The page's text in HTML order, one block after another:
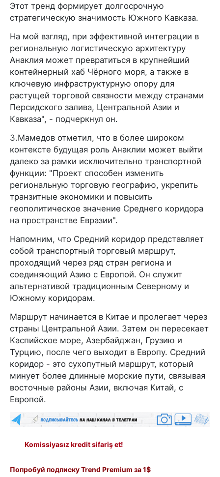
Этот тренд формирует долгосрочную
стратегическую значимость Южного Кавказа.
На мой взгляд, при эффективной интеграции в
региональную логистическую архитектуру
Анаклия может превратиться в крупнейший
контейнерный хаб Чёрного моря, а также в
ключевую инфраструктурную опору для
растущей торговой связности между странами
Персидского залива, Центральной Азии и
Кавказа", - подчеркнул он.
З.Мамедов отметил, что в более широком
контексте будущая роль Анаклии может выйти
далеко за рамки исключительно транспортной
функции: "Проект способен изменить
региональную торговую географию, укрепить
транзитные экономики и повысить
геополитическое значение Среднего коридора
на пространстве Евразии".
Напомним, что Средний коридор представляет
собой транспортный торговый маршрут,
проходящий через ряд стран региона и
соединяющий Азию с Европой. Он служит
альтернативой традиционным Северному и
Южному коридорам.
Маршрут начинается в Китае и пролегает через
страны Центральной Азии. Затем он пересекает
Каспийское море, Азербайджан, Грузию и
Турцию, после чего выходит в Европу. Средний
коридор - это сухопутный маршрут, который
минует более длинные морские пути, связывая
восточные районы Азии, включая Китай, с
Европой.
Komissiyasız kredit sifariş et!
Попробуй подписку Trend Premium за 1$